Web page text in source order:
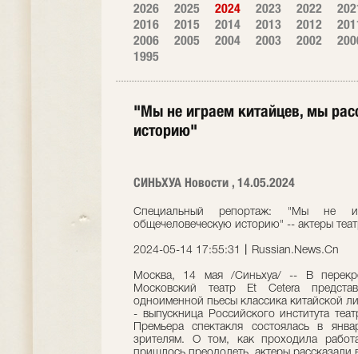
2026 2025 2024 2023 2022
2016
2015 2014 2013 2012
2006
2005 2004 2003 2002
1995
"Мы не играем китайцев, мы
историю"
СИНЬХУА Новости , 14.05.2024
Специальный репортаж: "Мы не
общечеловеческую историю" -- актеры
2024-05-14 17:55:31丨Russian.News.Cn
Москва, 14 мая /Синьхуа/ -- В
Московский театр Et Cetera
одноименной пьесы классика китайской
- выпускница Российского института
Премьера спектакля состоялась в
зрителям. О том, как проходила